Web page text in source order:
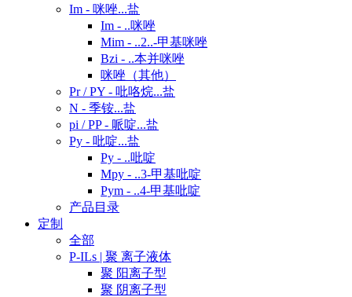
Im - 咪唑...盐
Im - ..咪唑
Mim - ..2..-甲基咪唑
Bzi - ..本并咪唑
咪唑（其他）
Pr / PY - 吡咯烷...盐
N - 季铵...盐
pi / PP - 哌啶...盐
Py - 吡啶...盐
Py - ..吡啶
Mpy - ..3-甲基吡啶
Pym - ..4-甲基吡啶
产品目录
定制
全部
P-ILs | 聚 离子液体
聚 阳离子型
聚 阴离子型